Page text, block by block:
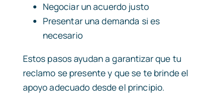
Negociar un acuerdo justo
Presentar una demanda si es
necesario
Estos pasos ayudan a garantizar que tu
reclamo se presente y que se te brinde el
apoyo adecuado desde el principio.